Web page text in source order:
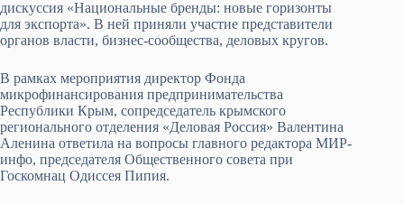
дискуссия «Национальные бренды: новые горизонты
для экспорта». В ней приняли участие представители
органов власти, бизнес-сообщества, деловых кругов.
В рамках мероприятия директор Фонда
микрофинансирования предпринимательства
Республики Крым, сопредседатель крымского
регионального отделения «Деловая Россия» Валентина
Аленина ответила на вопросы главного редактора МИР-
инфо, председателя Общественного совета при
Госкомнац Одиссея Пипия.